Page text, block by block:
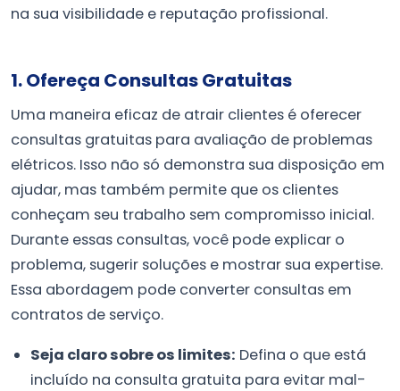
na sua visibilidade e reputação profissional.
1. Ofereça Consultas Gratuitas
Uma maneira eficaz de atrair clientes é oferecer
consultas gratuitas para avaliação de problemas
elétricos. Isso não só demonstra sua disposição em
ajudar, mas também permite que os clientes
conheçam seu trabalho sem compromisso inicial.
Durante essas consultas, você pode explicar o
problema, sugerir soluções e mostrar sua expertise.
Essa abordagem pode converter consultas em
contratos de serviço.
Seja claro sobre os limites: Defina o que está
incluído na consulta gratuita para evitar mal-